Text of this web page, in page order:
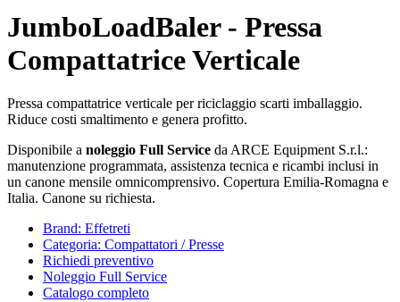
JumboLoadBaler - Pressa
Compattatrice Verticale
Pressa compattatrice verticale per riciclaggio scarti imballaggio.
Riduce costi smaltimento e genera profitto.
Disponibile a noleggio Full Service da ARCE Equipment S.r.l.:
manutenzione programmata, assistenza tecnica e ricambi inclusi in
un canone mensile omnicomprensivo. Copertura Emilia-Romagna e
Italia. Canone su richiesta.
Brand: Effetreti
Categoria: Compattatori / Presse
Richiedi preventivo
Noleggio Full Service
Catalogo completo